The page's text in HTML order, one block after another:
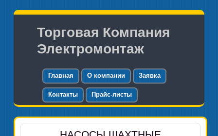
Торговая Компания
Электромонтаж
Главная О компании Заявка
Контакты Прайс-листы